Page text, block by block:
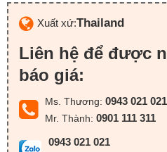
Xuất xứ:Thailand
Liên hệ để được
báo giá:
Ms. Thương: 0943 021 021
Mr. Thành: 0901 111 311
0943 021 021